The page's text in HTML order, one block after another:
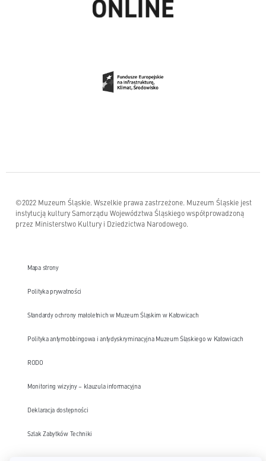
©2022 Muzeum Śląskie. Wszelkie prawa zastrzeżone. Muzeum Śląskie jest
instytucją kultury Samorządu Województwa Śląskiego współprowadzoną
przez Ministerstwo Kultury i Dziedzictwa Narodowego.
Mapa strony
Polityka prywatności
Standardy ochrony małoletnich w Muzeum Śląskim w Katowicach
Polityka antymobbingowa i antydyskryminacyjna Muzeum Śląskiego w Katowicach
RODO
Monitoring wizyjny – klauzula informacyjna
Deklaracja dostępności
Szlak Zabytków Techniki